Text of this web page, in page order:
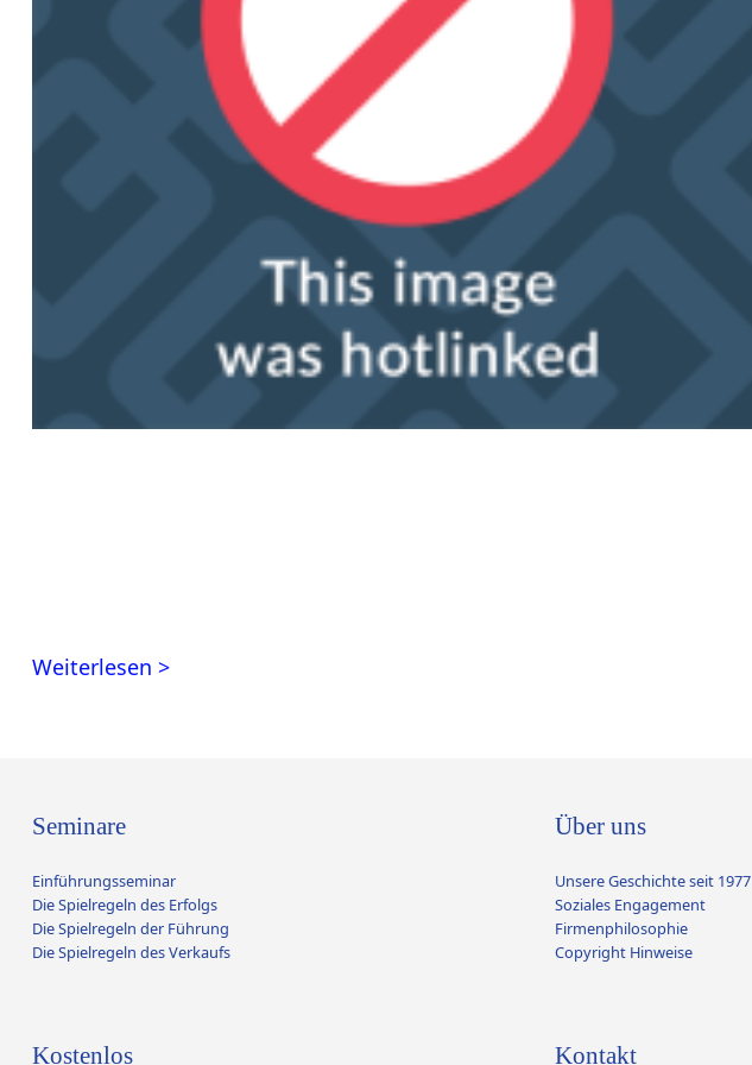
Weiterlesen >
Seminare
Einführungsseminar
Die Spielregeln des Erfolgs
Die Spielregeln der Führung
Die Spielregeln des Verkaufs
Über uns
Unsere Geschichte seit 1977
Soziales Engagement
Firmenphilosophie
Copyright Hinweise
Kostenlos Kontakt